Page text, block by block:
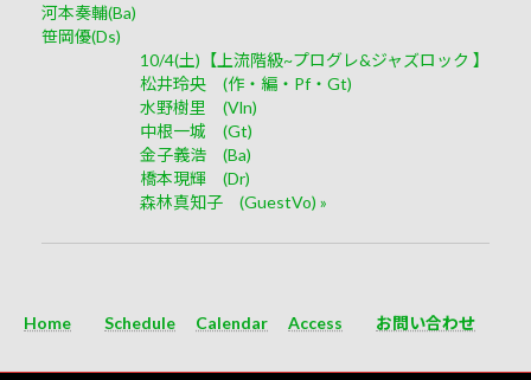
河本奏輔(Ba)
笹岡優(Ds)
10/4(土)【上流階級~プログレ&ジャズロック 】
松井玲央 (作・編・Pf・Gt)
水野樹里 (Vln)
中根一城 (Gt)
金子義浩 (Ba)
橋本現輝 (Dr)
森林真知子 (GuestVo) »
Home Schedule Calendar Access お問い合わせ